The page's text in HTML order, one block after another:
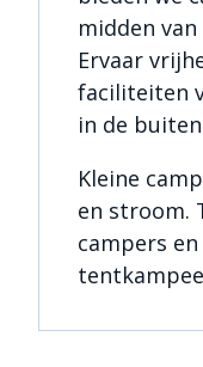
midden
Ervaar
faciliteiten
in de
Kleine
en stroom.
campers